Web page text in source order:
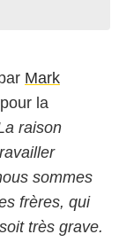
Mark
la
raison
sommes
frères, qui
très grave.